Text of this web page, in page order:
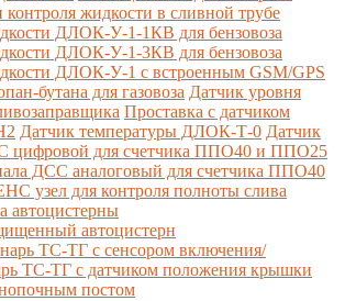
контроля жидкости в сливной трубе
ДЛОК-У-1-1КВ для бензовоза
ДЛОК-У-1-3КВ для бензовоза
ДЛОК-У-1 с встроенным GSM/GPS
бутана для газовоза Датчик уровня
Проставка с датчиком
Датчик температуры ДЛОК-Т-0 Датчик
цифровой для счетчика ППО40 и ППО25
ДСС аналоговый для счетчика ППО40
узел для контроля полноты слива
автоцистерны
автоцистерн
ТС-ТГ с сенсором включения/
ТС-ТГ с датчиком положения крышки
постом